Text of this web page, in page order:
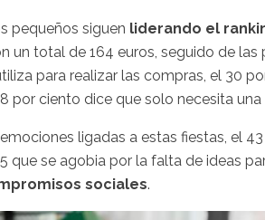
pequeños siguen liderando el
un total de 164 euros, seguido de
para realizar las compras, el 30
por ciento dice que solo necesita una
ligadas a estas fiestas, el
que se agobia por la falta de ideas
sociales.